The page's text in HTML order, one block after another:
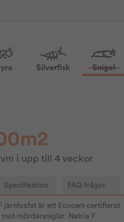
Silverfisk Snigel
i upp till 4 veckor
Specifikation FAQ-frågor
järnfosfat är ett Ecocert-certifierat
mot mördarsniglar. Natria F